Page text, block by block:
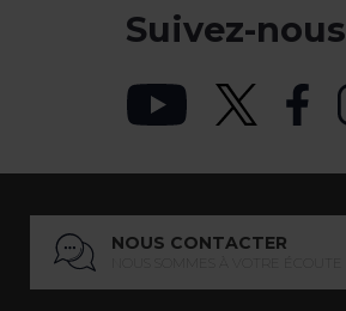
Suivez-nous
NOUS CONTACTER